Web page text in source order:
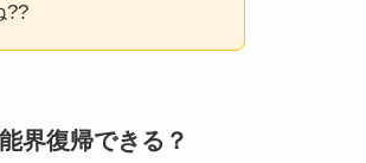
??
界復帰できる？